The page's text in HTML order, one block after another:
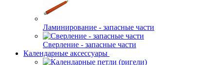
Ламинирование - запасные части
Сверление - запасные части
Календарные аксессуары